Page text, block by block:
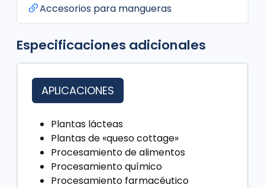
Accesorios para mangueras
Especificaciones adicionales
APLICACIONES
Plantas lácteas
Plantas de «queso cottage»
Procesamiento de alimentos
Procesamiento químico
Procesamiento farmacéutico